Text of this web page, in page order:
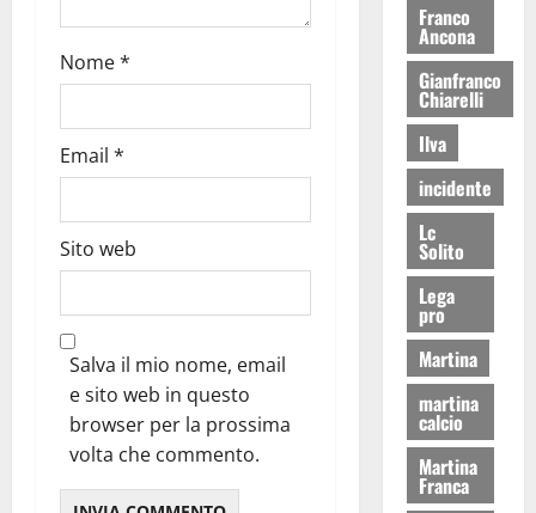
Nome*
Email *
Sito web
Salva il mio nome, email
e sito web in questo
browser per la prossima
volta che commento.
Franco
Ancona
Gianfranco
Chiarelli
Ilva
incidente
Lc
Solito
Lega
pro
Martina
martina
calcio
Martina
Franca